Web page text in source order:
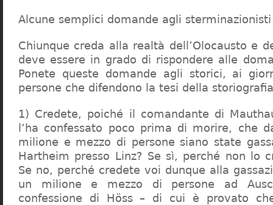
Alcune semplici domande agli sterminazionisti
Chiunque creda alla realtà dell’Olocausto e
deve essere in grado di rispondere alle
Ponete queste domande agli storici, ai
persone che difendono la tesi della
1) Credete, poiché il comandante di
l’ha confessato poco prima di morire, che
milione e mezzo di persone siano state
Hartheim presso Linz? Se sì, perché non lo
Se no, perché credete voi dunque alla
un milione e mezzo di persone ad
confessione di Höss – di cui è provato